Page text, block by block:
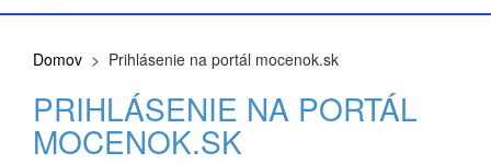
Domov > Prihlásenie na portál mocenok.sk
PRIHLÁSENIE NA PORTÁL
MOCENOK.SK